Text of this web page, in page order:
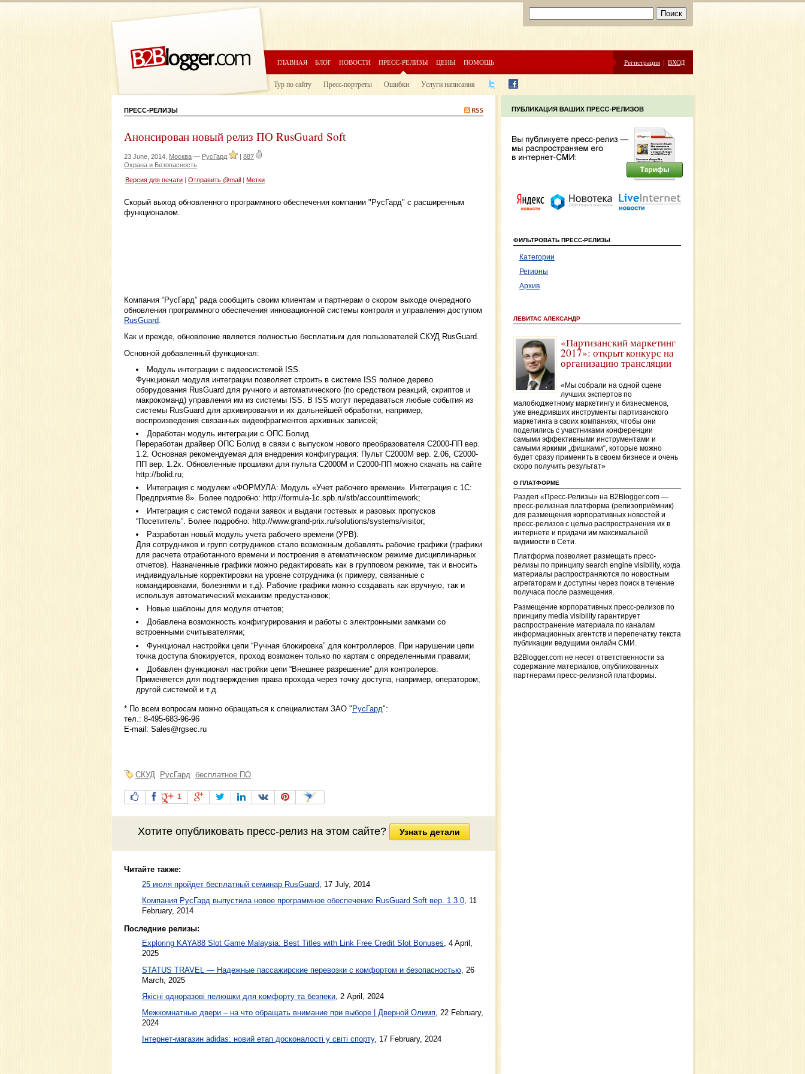
ГЛАВНАЯ БЛОГ НОВОСТИ ПРЕСС-РЕЛИЗЫ ЦЕНЫ ПОМОЩЬ Регистрация | ВХОД
Тур по сайту Пресс-портреты Ошибки Услуги написания
ПРЕСС-РЕЛИЗЫ
Анонсирован новый релиз ПО RusGuard Soft
23 June, 2014, Москва — РусГард | 887
Охрана и Безопасность
Версия для печати Отправить @mail Метки
Скорый выход обновленного программного обеспечения компании "РусГард" с расширенным
функционалом.
Компания “РусГард” рада сообщить своим клиентам и партнерам о скором выходе очередного
обновления программного обеспечения инновационной системы контроля и управления доступом
RusGuard.
Как и прежде, обновление является полностью бесплатным для пользователей СКУД RusGuard.
Основной добавленный функционал:
Модуль интеграции с видеосистемой ISS.
Функционал модуля интеграции позволяет строить в системе ISS полное дерево
оборудования RusGuard для ручного и автоматического (по средством реакций, скриптов и
макрокоманд) управления им из системы ISS. В ISS могут передаваться любые события из
системы RusGuard для архивирования и их дальнейшей обработки, например,
воспроизведения связанных видеофрагментов архивных записей;
Доработан модуль интеграции с ОПС Болид.
Переработан драйвер ОПС Болид в связи с выпуском нового преобразователя C2000-ПП вер.
1.2. Основная рекомендуемая для внедрения конфигурация: Пульт С2000М вер. 2.06, С2000-
ПП вер. 1.2х. Обновленные прошивки для пульта С2000М и С2000-ПП можно скачать на сайте
http://bolid.ru;
Интеграция с модулем «ФОРМУЛА: Модуль «Учет рабочего времени». Интеграция с 1С:
Предприятие 8». Более подробно: http://formula-1c.spb.ru/stb/accounttimework;
Интеграция с системой подачи заявок и выдачи гостевых и разовых пропусков
“Посетитель”. Более подробно: http://www.grand-prix.ru/solutions/systems/visitor;
Разработан новый модуль учета рабочего времени (УРВ).
Для сотрудников и групп сотрудников стало возможным добавлять рабочие графики (графики
для расчета отработанного времени и построения в атематическом режиме дисциплинарных
отчетов). Назначенные графики можно редактировать как в групповом режиме, так и вносить
индивидуальные корректировки на уровне сотрудника (к примеру, связанные с
командировками, болезнями и т.д). Рабочие графики можно создавать как вручную, так и
используя автоматический механизм предустановок;
Новые шаблоны для модуля отчетов;
Добавлена возможность конфигурирования и работы с электронными замками со
встроенными считывателями;
Функционал настройки цепи “Ручная блокировка” для контроллеров. При нарушении цепи
точка доступа блокируется, проход возможен только по картам с определенными правами;
Добавлен функционал настройки цепи “Внешнее разрешение” для контролеров.
Применяется для подтверждения права прохода через точку доступа, например, оператором,
другой системой и т.д.
* По всем вопросам можно обращаться к специалистам ЗАО " РусГард":
тел.: 8-495-683-96-96
E-mail: Sales@rgsec.ru
СКУД РусГард бесплатное ПО
1
Хотите опубликовать пресс-релизна этом сайте? Узнать детали
Читайте также:
25 июля пройдет бесплатный семинар RusGuard 17 July, 2014
Компания РусГард выпустила новое программное обеспечение RusGuard Soft вер. 1.3.0 11
February, 2014
Последние релизы:
Exploring KAYA88 Slot Game Malaysia: Best Titles with Link Free Credit Slot Bonuses, 4 April,
2025
STATUS TRAVEL — Надежные пассажирские перевозки с комфортом и безопасностью , 26
March, 2025
Якісні одноразові пелюшки для комфорту та безпеки , 2 April, 2024
Межкомнатные двери – на что обращать внимание при выборе | Дверной Олимп , 22 February,
2024
Інтернет-магазин adidas: новий етап досконалості у світі спорту, 17 February, 2024
ФИЛЬТРОВАТЬ ПРЕСС-РЕЛИЗЫ
Категории
Регионы
Архив
ЛЕВИТАС АЛЕКСАНДР
«Партизанский маркетинг
2017»: открыт конкурс на
организацию трансляции
«Мы собрали на одной сцене
лучших экспертов по
малобюджетному маркетингу и бизнесменов,
уже внедривших инструменты партизанского
маркетинга в своих компаниях, чтобы они
поделились с участниками конференции
самыми эффективными инструментами и
самыми яркими „фишками“, которые можно
будет сразу применить в своем бизнесе и очень
скоро получить результат»
О ПЛАТФОРМЕ
Раздел «Пресс-Релизы» на B2Blogger.com —
пресс-релизная платформа (релизоприёмник)
для размещения корпоративных новостей и
пресс-релизов с целью распространения их в
интернете и придачи им максимальной
видимости в Сети.
Платформа позволяет размещать пресс-
релизы по принципу search engine visibility, когда
материалы распространяются по новостным
агрегаторам и доступны через поиск в течение
получаса после размещения.
Размещение корпоративных пресс-релизов по
принципу media visibility гарантирует
распространение материала по каналам
информационных агентств и перепечатку текста
публикации ведущими онлайн СМИ.
B2Blogger.com не несет ответственности за
содержание материалов, опубликованных
партнерами пресс-релизной платформы.